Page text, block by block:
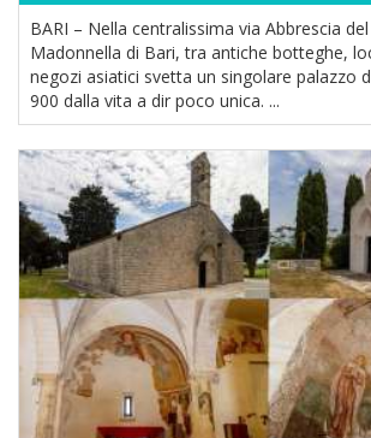
BARI – Nella centralissima via Abbrescia
Madonnella di Bari, tra antiche botteghe,
negozi asiatici svetta un singolare palazzo
900 dalla vita a dir poco unica. ...